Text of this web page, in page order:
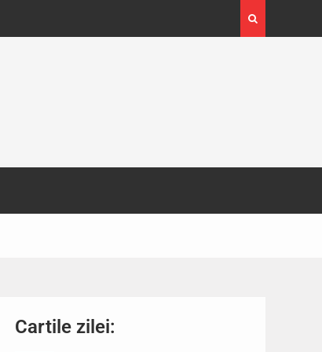
Expoziția Brâncuși de la Timișoara a atras peste
130.000 de vizitatori
Cartile zilei: